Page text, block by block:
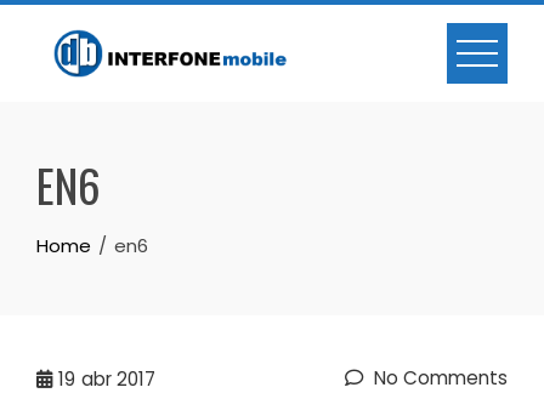
EN6
Home en6
19 abr 2017 No Comments